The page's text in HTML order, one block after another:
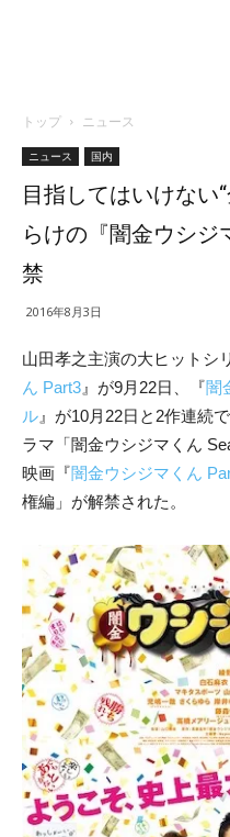
トップ ニュース
ニュース 国内
目指してはいけない
らけの『闇金ウシジ
禁
2016年8月3日
山田孝之主演の大ヒットシ
ん Part3 』が9月22日、『闇
ル 』が10月22日と2作連続
ラマ「闇金ウシジマくん
映画『闇金ウシジマくん
権編」が解禁された。